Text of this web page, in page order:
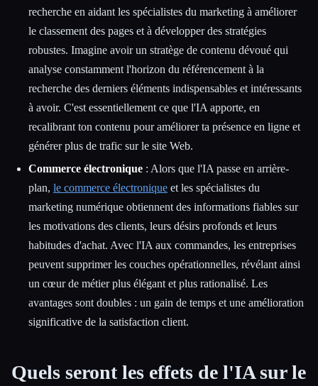
recherche en aidant les spécialistes du marketing à améliorer
le classement des pages et à développer des stratégies
robustes. Imagine avoir un stratège de contenu dévoué qui
analyse constamment l'horizon du référencement à la
recherche des derniers éléments indispensables et intéressants
à avoir. C'est essentiellement ce que l'IA apporte, en
recalibrant ton contenu pour améliorer ta présence en ligne et
générer plus de trafic sur le site Web.
Commerce électronique : Alors que l'IA passe en arrière-
plan, le commerce électronique et les spécialistes du
marketing numérique obtiennent des informations fiables sur
les motivations des clients, leurs désirs profonds et leurs
habitudes d'achat. Avec l'IA aux commandes, les entreprises
peuvent supprimer les couches opérationnelles, révélant ainsi
un cœur de métier plus élégant et plus rationalisé. Les
avantages sont doubles : un gain de temps et une amélioration
significative de la satisfaction client.
Quels seront les effets de l'IA sur le